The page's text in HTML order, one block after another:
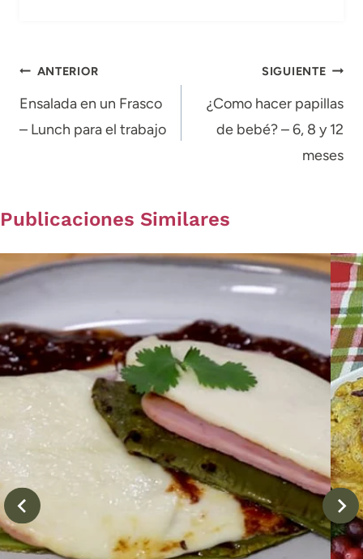
Navegación
de
entradas
ANTERIOR
Ensalada en un Frasco
– Lunch para el trabajo
SIGUIENTE
¿Como hacer papillas
de bebé? – 6, 8 y 12
meses
Publicaciones Similares